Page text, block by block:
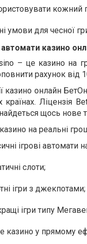
умови для чесної
казино
– це казино на
рахунок від
казино онлайн
країнах. Ліцензія
щось нове
на реальні
ігрові автомати
слоти;
ігри з джекпотами;
ігри типу
казино у прямому